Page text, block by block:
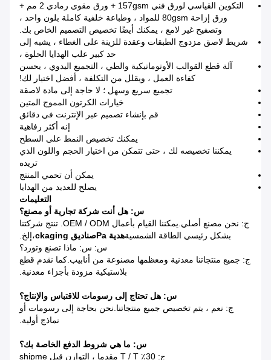
التكوين القياسي لورق فني 157gsm + ورق مقوى رمادي 2 مم +
ورق إزاحة 80gsm للمواد ، وطباعة خلفية كاملة بلون واحد ،
وتصفيح غير لامع ، يمكنك أيضًا تخصيص التصميم الخاص بك.
شريط لاصق مزدوج الطبقات وعقدة للزينة على الغطاء ، يشبه إلى
حد كبير علب الهدايا الحلوة ،
آلة قطع القوالب الأوتوماتيكية والطي ، التجميع اليدوي ، يحسن
كفاءة العمل ، ويقلل من التكلفة ، أفضل اختيار لك!
تجميع سريع وسهل ؛ لا حاجة إلى مادة لاصقة
خيارات الكرتون المموج المتين
قم بإنشاء تصميم عبر الإنترنت في دقائق
إنه أكثر رفاهية
يمكنك تخصيص النمط على السطح
يمكننا تخصيصه لك ، حتى تتمكن من اختيار الحجم واللون الذي
تريده
يمكن أن تحمي المنتج
يصلح للعديد من الهدايا
التعليمات
س: هل أنت شركة تجارية أو مصنع؟
ج: نحن مصنع أصلي.يمكننا القيام بأعمال OEM / ODM. تنتج شركتنا
بشكل رئيسي الطاقة الشمسيةهدية Pa صناديق ckaging
،إلخ.
س: س: ماذا تصنع وتورد؟
ج: جميع منتجاتنا معدنية ومعظمها مصنوعة من أنابيب.كما نقدم قطع
بلاستيكية مزودة بأجزاء معدنية.
س: هل تحتاج إلى رسومات للاقتباس والإنتاج؟
ج: نعم ، يتم تخصيص جميع منتجاتنا.نحن بحاجة إلى رسومات أو
نماذج أولية.
س: ما هي شروط الدفع الخاصة بك؟
ج: 30٪ T / T مقدما ، التوازن قبل shipme